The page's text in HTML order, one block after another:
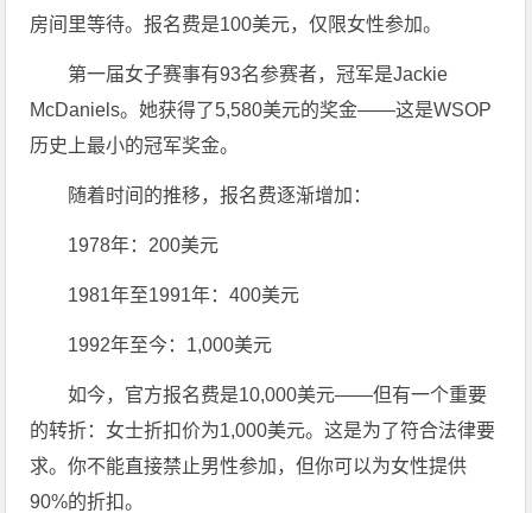
房间里等待。报名费是100美元，仅限女性参加。
第一届女子赛事有93名参赛者，冠军是Jackie
McDaniels。她获得了5,580美元的奖金——这是WSOP
历史上最小的冠军奖金。
随着时间的推移，报名费逐渐增加：
1978年：200美元
1981年至1991年：400美元
1992年至今：1,000美元
如今，官方报名费是10,000美元——但有一个重要
的转折：女士折扣价为1,000美元。这是为了符合法律要
求。你不能直接禁止男性参加，但你可以为女性提供
90%的折扣。